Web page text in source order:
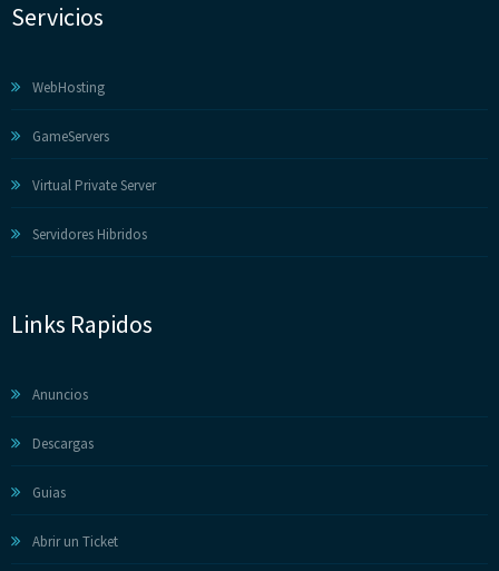
Servicios
WebHosting
GameServers
Virtual Private Server
Servidores Hibridos
Links Rapidos
Anuncios
Descargas
Guias
Abrir un Ticket